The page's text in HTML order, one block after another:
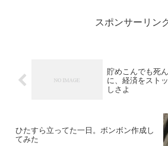
スポンサーリン
貯めこんでも死
に、経済をスト
しさよ
ひたすら立ってた一日。ボンボン作成し
てみた